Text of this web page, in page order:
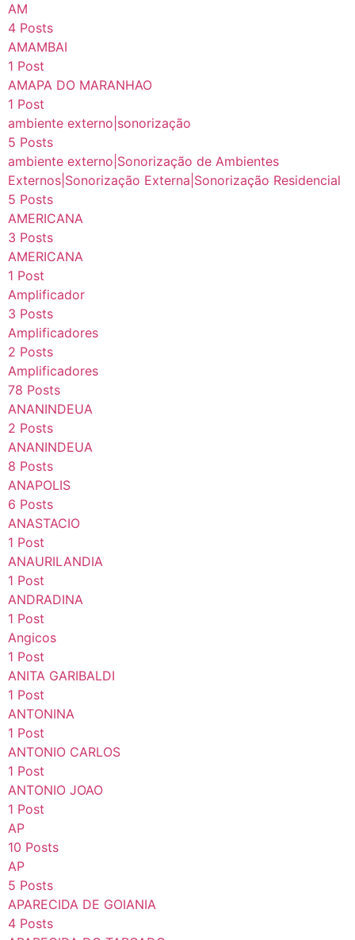
AM
4 Posts
AMAMBAI
1 Post
AMAPA DO MARANHAO
1 Post
ambiente externo|sonorização
5 Posts
ambiente externo|Sonorização de Ambientes
Externos|Sonorização Externa|Sonorização Residencial
5 Posts
AMERICANA
3 Posts
AMERICANA
1 Post
Amplificador
3 Posts
Amplificadores
2 Posts
Amplificadores
78 Posts
ANANINDEUA
2 Posts
ANANINDEUA
8 Posts
ANAPOLIS
6 Posts
ANASTACIO
1 Post
ANAURILANDIA
1 Post
ANDRADINA
1 Post
Angicos
1 Post
ANITA GARIBALDI
1 Post
ANTONINA
1 Post
ANTONIO CARLOS
1 Post
ANTONIO JOAO
1 Post
AP
10 Posts
AP
5 Posts
APARECIDA DE GOIANIA
4 Posts